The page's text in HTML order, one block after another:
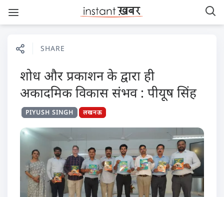
SHARE
शोध और प्रकाशन के द्वारा ही
अकादमिक विकास संभव : पीयूष सिंह
PIYUSH SINGH लखनऊ